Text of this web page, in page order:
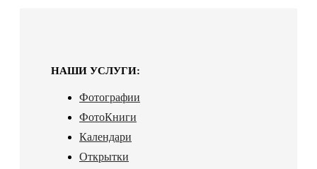
НАШИ УСЛУГИ:
Фотографии
ФотоКниги
Календари
Открытки